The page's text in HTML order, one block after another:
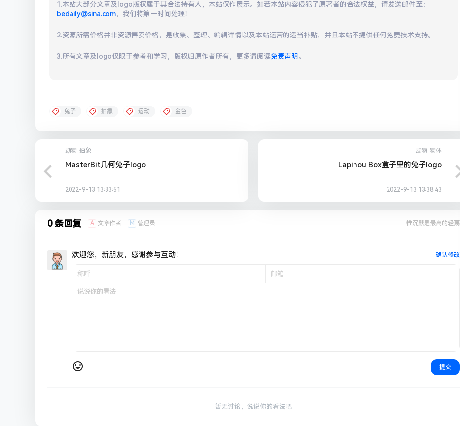
1.本站大部分文章及logo版权属于其合法持有人，本站仅作展示。如若本站内容侵犯了原著者的合法权益，请发送邮件至：
bedaily@sina.com，我们将第一时间处理！
2.资源所需价格并非资源售卖价格，是收集、整理、编辑详情以及本站运营的适当补贴，并且本站不提供任何免费技术支持。
3.所有文章及logo仅限于参考和学习，版权归原作者所有，更多请阅读免责声明 。
兔子 抽象 运动 金色
动物 抽象
MasterBit几何兔子logo
2022-9-13 13:33:51
动物 物体
Lapinou Box盒子里的兔子logo
2022-9-13 13:38:43
0 条回复 A 文章作者 M 管理员 惟沉默是最高的轻蔑
欢迎您，新朋友，感谢参与互动！ 确认修改
提交
暂无讨论，说说你的看法吧